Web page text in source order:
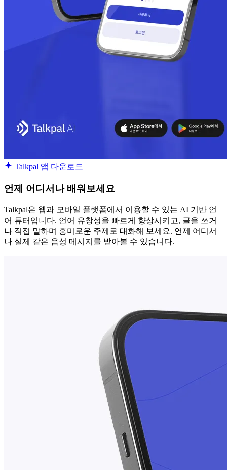
Talkpal 앱 다운로드
언제 어디서나 배워보세요
Talkpal은 웹과 모바일 플랫폼에서 이용할 수 있는 AI 기반 언
어 튜터입니다. 언어 유창성을 빠르게 향상시키고, 글을 쓰거
나 직접 말하며 흥미로운 주제로 대화해 보세요. 언제 어디서
나 실제 같은 음성 메시지를 받아볼 수 있습니다.